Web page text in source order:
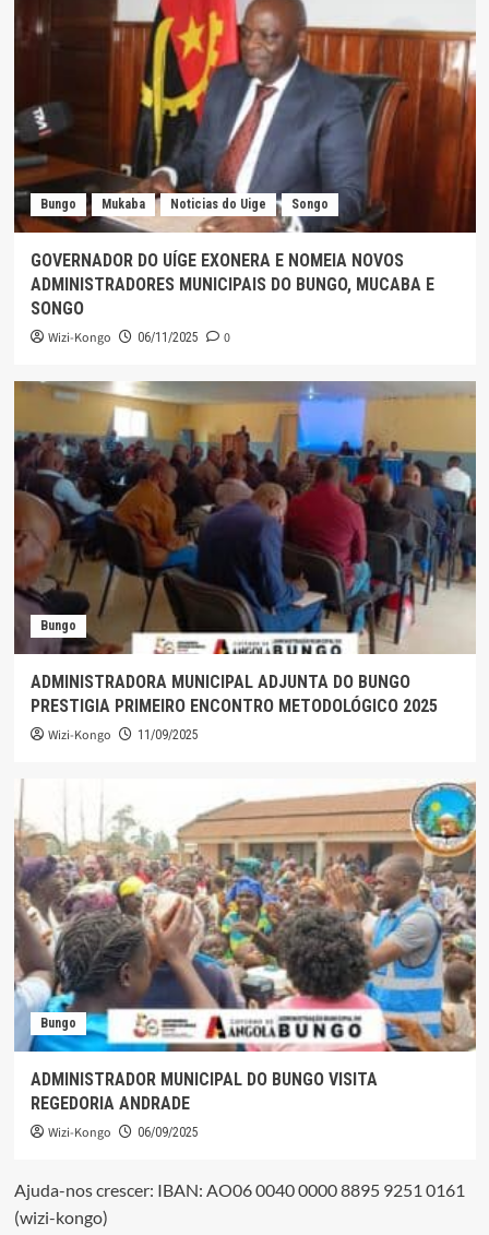
Bungo Mukaba Noticias do Uige Songo
GOVERNADOR DO UÍGE EXONERA E NOMEIA NOVOS
ADMINISTRADORES MUNICIPAIS DO BUNGO, MUCABA E
SONGO
Wizi-Kongo 06/11/2025 0
Bungo
ADMINISTRADORA MUNICIPAL ADJUNTA DO BUNGO
PRESTIGIA PRIMEIRO ENCONTRO METODOLÓGICO 2025
Wizi-Kongo 11/09/2025
Bungo
ADMINISTRADOR MUNICIPAL DO BUNGO VISITA
REGEDORIA ANDRADE
Wizi-Kongo 06/09/2025
Ajuda-nos crescer: IBAN: AO06 0040 0000 8895 9251 0161
(wizi-kongo)